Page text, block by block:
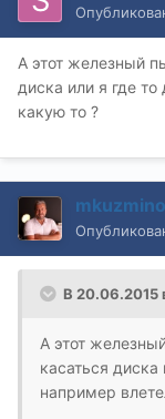
А этот железный
диска или я где
какую то ?
В 20.06.2015
А этот
касаться диска
например